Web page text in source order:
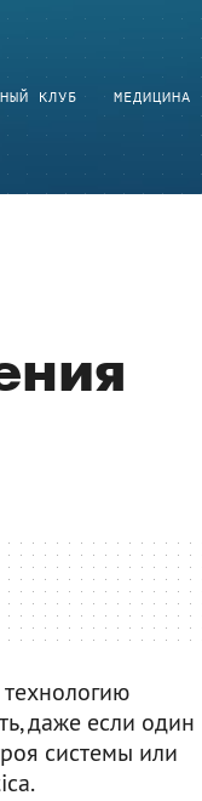
КЛУБ МЕДИЦИНА
даже если один
системы или